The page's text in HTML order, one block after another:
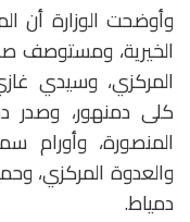
وأوضحت الوزارة أن
الخيرية، ومستوصف
المركزي، وسيدي
كلى دمنهور، وصدر
المنصورة،
والعدوة المركزي،
دمياط.